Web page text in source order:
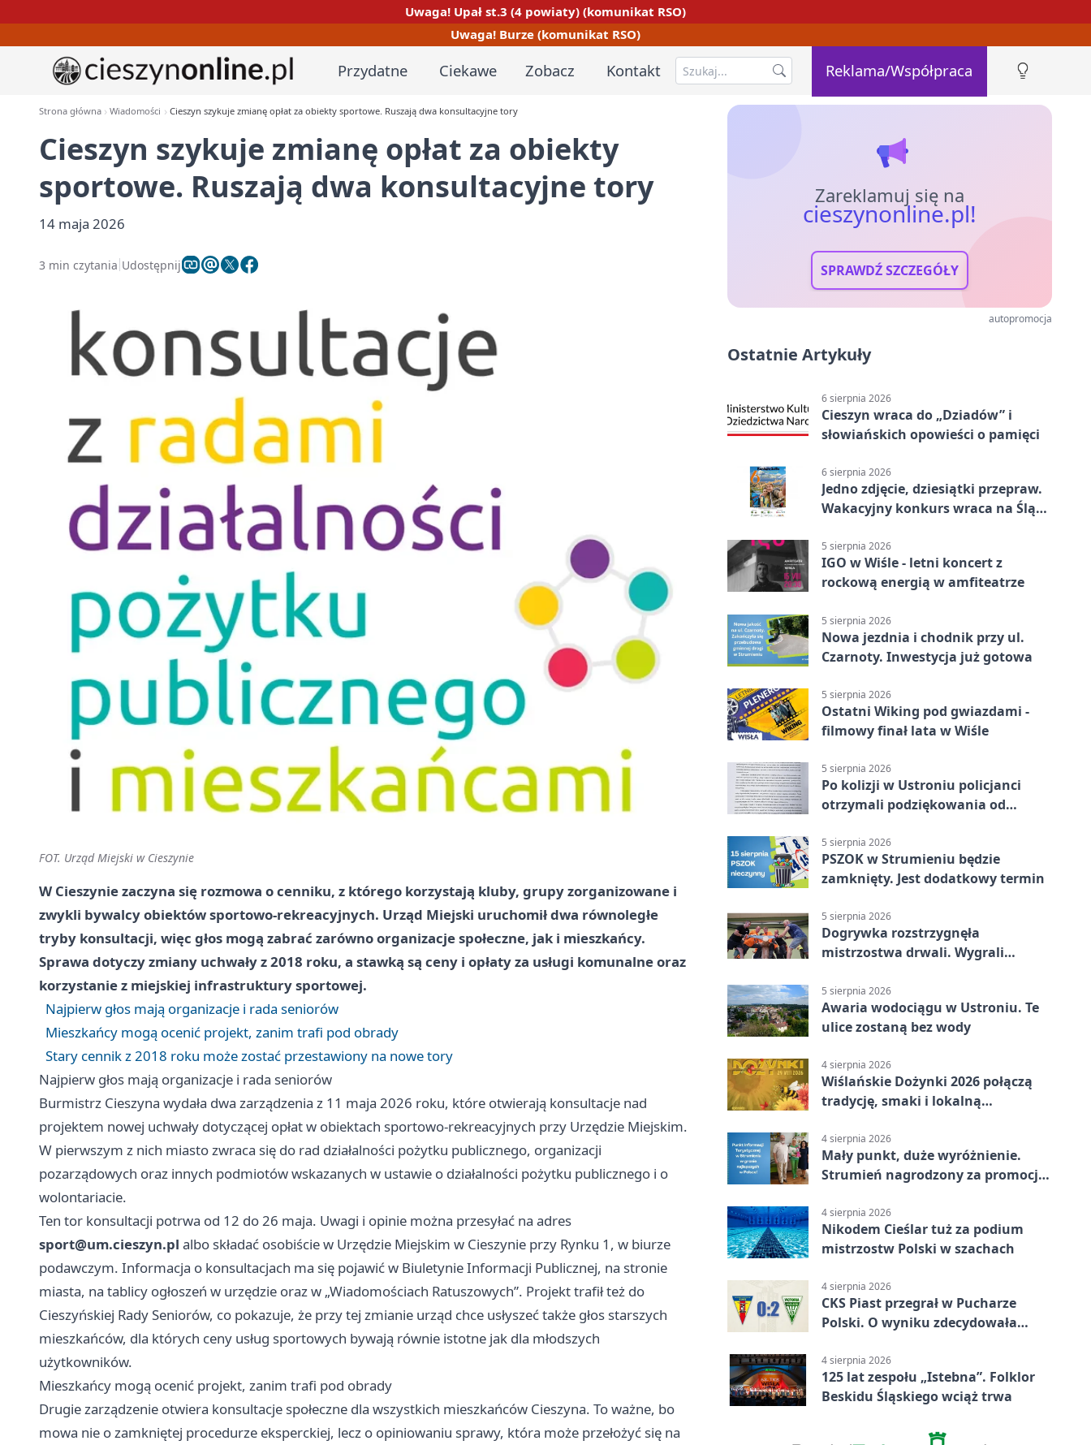
Uwaga! Upał st.3 (4 powiaty) (komunikat RSO)
Uwaga! Burze (komunikat RSO)
Przydatne Ciekawe Zobacz Kontakt Reklama/Współpraca
Strona główna Wiadomości Cieszyn szykuje zmianę opłat za obiekty sportowe. Ruszają dwa konsultacyjne tory
Cieszyn szykuje zmianę opłat za obiekty
sportowe. Ruszają dwa konsultacyjne tory
14 maja 2026
3 min czytania Udostępnij
FOT. Urząd Miejski w Cieszynie
W Cieszynie zaczyna się rozmowa o cenniku, z którego korzystają kluby, grupy zorganizowane i
zwykli bywalcy obiektów sportowo-rekreacyjnych. Urząd Miejski uruchomił dwa równoległe
tryby konsultacji, więc głos mogą zabrać zarówno organizacje społeczne, jak i mieszkańcy.
Sprawa dotyczy zmiany uchwały z 2018 roku, a stawką są ceny i opłaty za usługi komunalne oraz
korzystanie z miejskiej infrastruktury sportowej.
Najpierw głos mają organizacje i rada seniorów
Mieszkańcy mogą ocenić projekt, zanim trafi pod obrady
Stary cennik z 2018 roku może zostać przestawiony na nowe tory
Najpierw głos mają organizacje i rada seniorów
Burmistrz Cieszyna wydała dwa zarządzenia z 11 maja 2026 roku, które otwierają konsultacje nad
projektem nowej uchwały dotyczącej opłat w obiektach sportowo-rekreacyjnych przy Urzędzie Miejskim.
W pierwszym z nich miasto zwraca się do rad działalności pożytku publicznego, organizacji
pozarządowych oraz innych podmiotów wskazanych w ustawie o działalności pożytku publicznego i o
wolontariacie.
Ten tor konsultacji potrwa od 12 do 26 maja. Uwagi i opinie można przesyłać na adres
sport@um.cieszyn.pl albo składać osobiście w Urzędzie Miejskim w Cieszynie przy Rynku 1, w biurze
podawczym. Informacja o konsultacjach ma się pojawić w Biuletynie Informacji Publicznej, na stronie
miasta, na tablicy ogłoszeń w urzędzie oraz w „Wiadomościach Ratuszowych”. Projekt trafił też do
Cieszyńskiej Rady Seniorów, co pokazuje, że przy tej zmianie urząd chce usłyszeć także głos starszych
mieszkańców, dla których ceny usług sportowych bywają równie istotne jak dla młodszych
użytkowników.
Mieszkańcy mogą ocenić projekt, zanim trafi pod obrady
Drugie zarządzenie otwiera konsultacje społeczne dla wszystkich mieszkańców Cieszyna. To ważne, bo
mowa nie o zamkniętej procedurze eksperckiej, lecz o opiniowaniu sprawy, która może przełożyć się na
Zareklamuj się na
cieszynonline.pl!
SPRAWDŹ SZCZEGÓŁY
autopromocja
Ostatnie Artykuły
6 sierpnia 2026
Cieszyn wraca do „Dziadów” i
słowiańskich opowieści o pamięci
6 sierpnia 2026
Jedno zdjęcie, dziesiątki przepraw.
Wakacyjny konkurs wraca na Śląsk
5 sierpnia 2026
IGO w Wiśle - letni koncert z
rockową energią w amfiteatrze
5 sierpnia 2026
Nowa jezdnia i chodnik przy ul.
Czarnoty. Inwestycja już gotowa
5 sierpnia 2026
Ostatni Wiking pod gwiazdami -
filmowy finał lata w Wiśle
5 sierpnia 2026
Po kolizji w Ustroniu policjanci
otrzymali podziękowania od
5 sierpnia 2026
PSZOK w Strumieniu będzie
zamknięty. Jest dodatkowy termin
5 sierpnia 2026
Dogrywka rozstrzygnęła
mistrzostwa drwali. Wygrali
5 sierpnia 2026
Awaria wodociągu w Ustroniu. Te
ulice zostaną bez wody
4 sierpnia 2026
Wiślańskie Dożynki 2026 połączą
tradycję, smaki i lokalną
4 sierpnia 2026
Mały punkt, duże wyróżnienie.
Strumień nagrodzony za promocję
4 sierpnia 2026
Nikodem Cieślar tuż za podium
mistrzostw Polski w szachach
4 sierpnia 2026
CKS Piast przegrał w Pucharze
Polski. O wyniku zdecydowała
4 sierpnia 2026
125 lat zespołu „Istebna”. Folklor
Beskidu Śląskiego wciąż trwa